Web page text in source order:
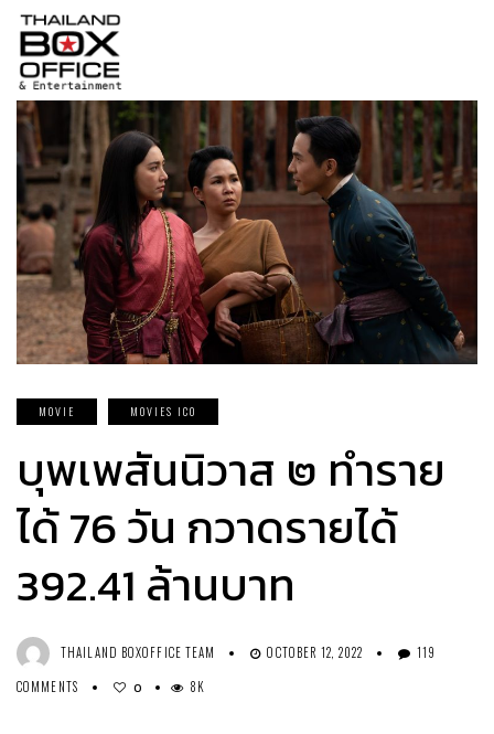
MOVIE MOVIES ICO
บุพเพสันนิวาส ๒ ทำราย
ได้ 76 วัน กวาดรายได้
392.41 ล้านบาท
THAILAND BOXOFFICE TEAM OCTOBER 12, 2022
119
COMMENTS
0 8K